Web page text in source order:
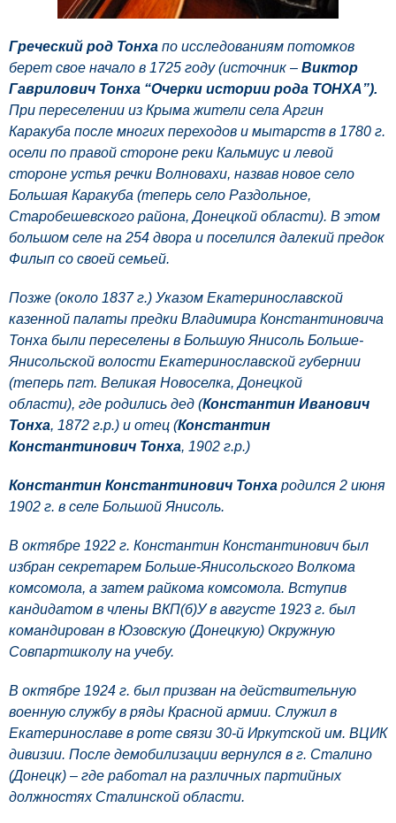
Греческий род Тонха по исследованиям потомков
берет свое начало в 1725 году (источник – Виктор
Гаврилович Тонха “Очерки истории рода ТОНХА”).
При переселении из Крыма жители села Аргин
Каракуба после многих переходов и мытарств в 1780 г.
осели по правой стороне реки Кальмиус и левой
стороне устья речки Волновахи, назвав новое село
Большая Каракуба (теперь село Раздольное,
Старобешевского района, Донецкой области). В этом
большом селе на 254 двора и поселился далекий предок
Филып со своей семьей.
Позже (около 1837 г.) Указом Екатеринославской
казенной палаты предки Владимира Константиновича
Тонха были переселены в Большую Янисоль Больше-
Янисольской волости Екатеринославской губернии
(теперь пгт. Великая Новоселка, Донецкой
области), где родились дед (Константин Иванович
Тонха, 1872 г.р.) и отец (Константин
Константинович Тонха, 1902 г.р.)
Константин Константинович Тонха родился 2 июня
1902 г. в селе Большой Янисоль.
В октябре 1922 г. Константин Константинович был
избран секретарем Больше-Янисольского Волкома
комсомола, а затем райкома комсомола. Вступив
кандидатом в члены ВКП(б)У в августе 1923 г. был
командирован в Юзовскую (Донецкую) Окружную
Совпартшколу на учебу.
В октябре 1924 г. был призван на действительную
военную службу в ряды Красной армии. Служил в
Екатеринославе в роте связи 30-й Иркутской им. ВЦИК
дивизии. После демобилизации вернулся в г. Сталино
(Донецк) – где работал на различных партийных
должностях Сталинской области.